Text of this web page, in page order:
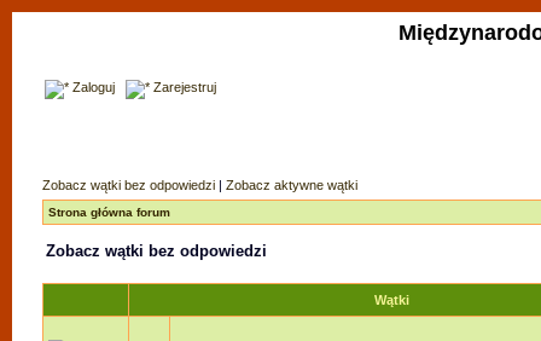
Zaloguj Zarejestruj
Zobacz wątki bez odpowiedzi | Zobacz aktywne wątki
Strona główna forum
Zobacz wątki bez odpowiedzi
Wątki